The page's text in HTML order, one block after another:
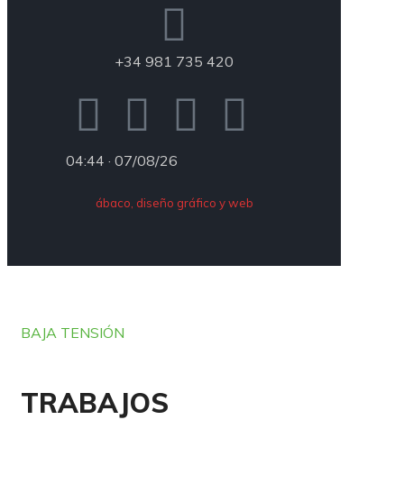
+34 981 735 420
04:44 · 07/08/26
ábaco, diseño gráfico y web
BAJA TENSIÓN
TRABAJOS